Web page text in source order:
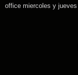
office miercoles y